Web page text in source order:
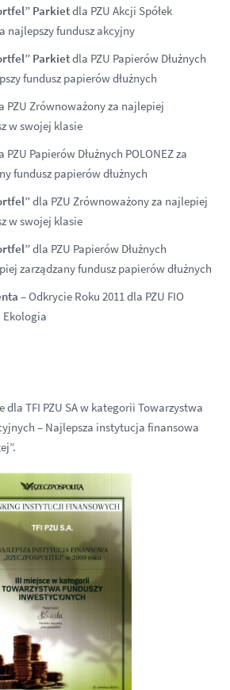
Parkietdla PZU Akcji Spółek
najlepszy fundusz akcyjny
Parkietdla PZU Papierów Dłużnych
fundusz papierów dłużnych
PZU Zrównoważony za najlepiej
w swojej klasie
PZU Papierów Dłużnych POLONEZ za
fundusz papierów dłużnych
dla PZU Zrównoważony za najlepiej
w swojej klasie
dla PZU Papierów Dłużnych
zarządzany fundusz papierów dłużnych
– Odkrycie Roku 2011 dla PZU FIO
Ekologia
dla TFI PZU SA w kategorii Towarzystwa
– Najlepsza instytucja finansowa